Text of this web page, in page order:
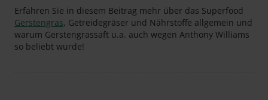
Erfahren Sie in diesem Beitrag mehr über das Superfood
Gerstengras, Getreidegräser und Nährstoffe allgemein und
warum Gerstengrassaft u.a. auch wegen Anthony Williams
so beliebt wurde!